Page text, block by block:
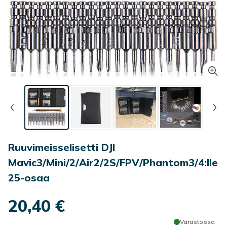
Ruuvimeisselisetti DJI
Mavic3/Mini/2/Air2/2S/FPV/Phantom3/4:lle
25-osaa
20,40 €
Varastossa